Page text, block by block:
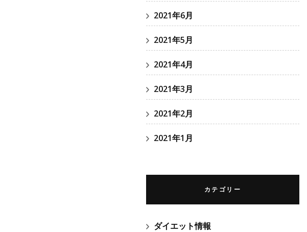
2021年6月
2021年5月
2021年4月
2021年3月
2021年2月
2021年1月
カテゴリー
ダイエット情報